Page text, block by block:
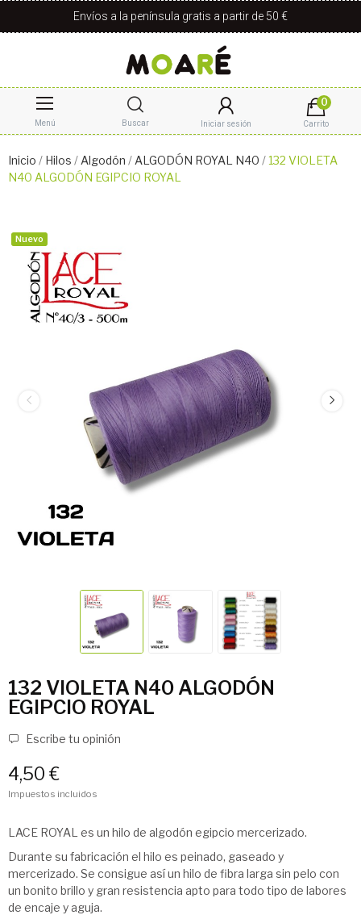
Envíos a la península gratis a partir de 50 €
Menú Buscar Iniciar sesión
0
Carrito
Inicio Hilos Algodón ALGODÓN ROYAL N40
132 VIOLETA
N40 ALGODÓN EGIPCIO ROYAL
Nuevo
132 VIOLETA N40 ALGODÓN
EGIPCIO ROYAL
Escribe tu opinión
4,50 €
Impuestos incluidos
LACE ROYAL es un hilo de algodón egipcio mercerizado.
Durante su fabricación el hilo es peinado, gaseado y
mercerizado. Se consigue así un hilo de fibra larga sin pelo con
un bonito brillo y gran resistencia apto para todo tipo de labores
de encaje y aguja.